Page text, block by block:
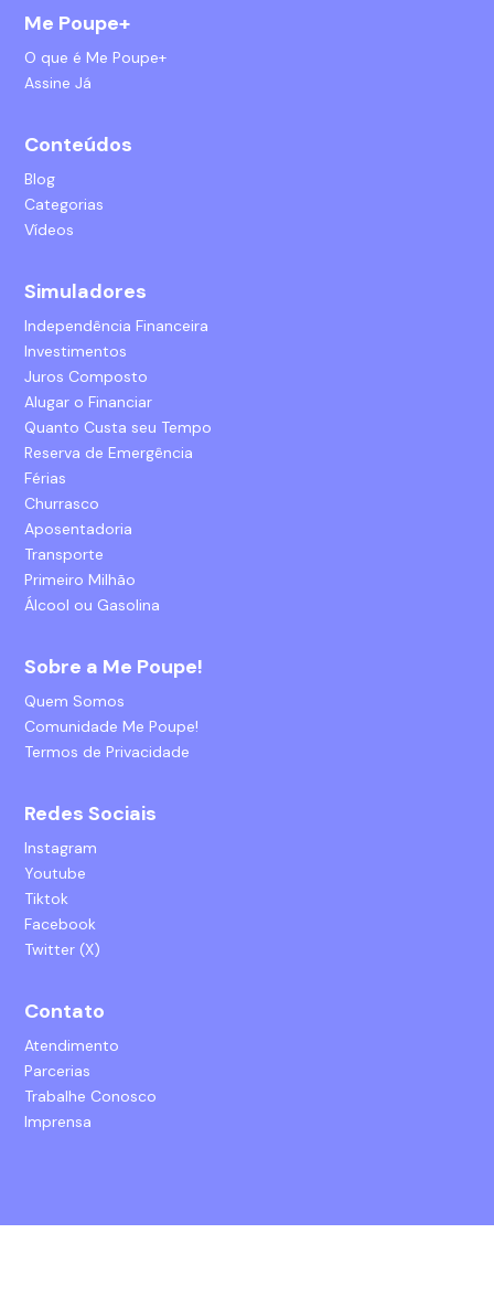
Me Poupe+
O que é Me Poupe+
Assine Já
Conteúdos
Blog
Categorias
Vídeos
Simuladores
Independência Financeira
Investimentos
Juros Composto
Alugar o Financiar
Quanto Custa seu Tempo
Reserva de Emergência
Férias
Churrasco
Aposentadoria
Transporte
Primeiro Milhão
Álcool ou Gasolina
Sobre a Me Poupe!
Quem Somos
Comunidade Me Poupe!
Termos de Privacidade
Redes Sociais
Instagram
Youtube
Tiktok
Facebook
Twitter (X)
Contato
Atendimento
Parcerias
Trabalhe Conosco
Imprensa